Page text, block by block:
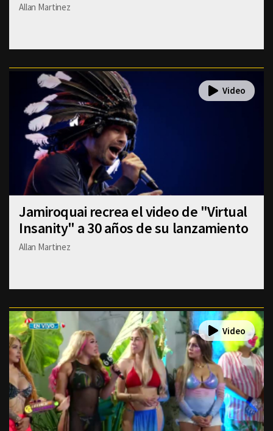
Allan Martinez
Jamiroquai recrea el video de "Virtual
Insanity" a 30 años de su lanzamiento
Allan Martinez